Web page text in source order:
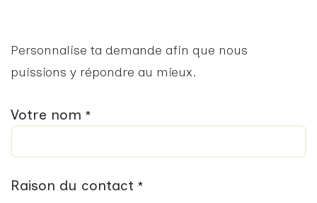
Personnalise ta demande afin que nous
puissions y répondre au mieux.
Votre nom *
Raison du contact *